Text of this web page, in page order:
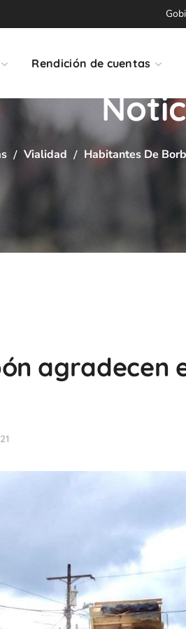
Rendición de cuentas
Vialidad Habitantes De
agradecen